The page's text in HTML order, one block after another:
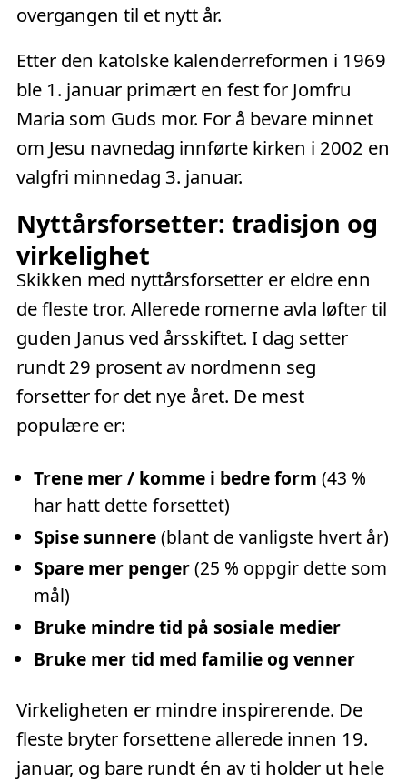
overgangen til et nytt år.
Etter den katolske kalenderreformen i 1969
ble 1. januar primært en fest for Jomfru
Maria som Guds mor. For å bevare minnet
om Jesu navnedag innførte kirken i 2002 en
valgfri minnedag 3. januar.
Nyttårsforsetter: tradisjon og
virkelighet
Skikken med nyttårsforsetter er eldre enn
de fleste tror. Allerede romerne avla løfter til
guden Janus ved årsskiftet. I dag setter
rundt 29 prosent av nordmenn seg
forsetter for det nye året. De mest
populære er:
Trene mer / komme i bedre form (43 %
har hatt dette forsettet)
Spise sunnere(blant de vanligste hvert år)
Spare mer penger(25 % oppgir dette som
mål)
Bruke mindre tid på sosiale medier
Bruke mer tid med familie og venner
Virkeligheten er mindre inspirerende. De
fleste bryter forsettene allerede innen 19.
januar, og bare rundt én av ti holder ut hele